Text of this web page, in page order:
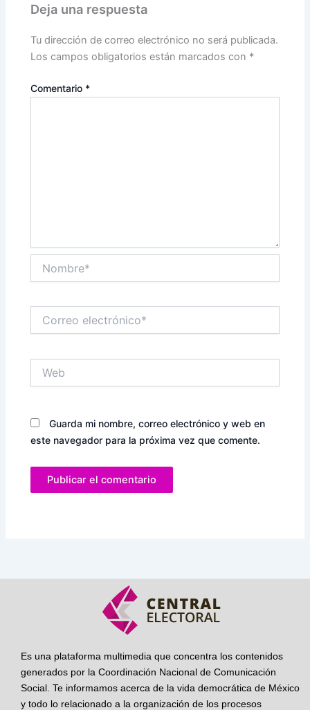
Deja una respuesta
Tu dirección de correo electrónico no será publicada.
Los campos obligatorios están marcados con *
Comentario *
electrónico*
Guarda mi nombre, correo electrónico y web en
este navegador para la próxima vez que comente.
Es una plataforma multimedia que concentra los contenidos
generados por la Coordinación Nacional de Comunicación
Social. Te informamos acerca de la vida democrática de México
y todo lo relacionado a la organización de los procesos